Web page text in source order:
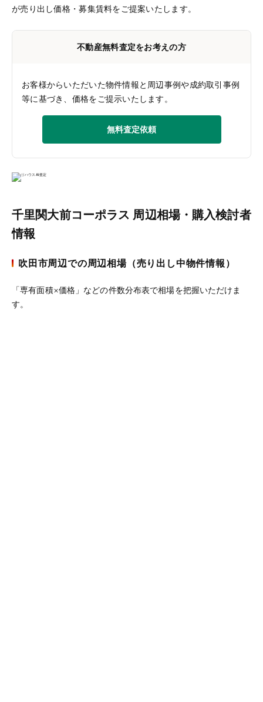
が売り出し価格・募集賃料をご提案いたします。
不動産無料査定をお考えの方
お客様からいただいた物件情報と周辺事例や成約取引事例
等に基づき、価格をご提示いたします。
無料査定依頼
千里関大前コーポラス 周辺相場・購入検討者
情報
吹田市周辺での周辺相場（売り出し中物件情報）
「専有面積×価格」などの件数分布表で相場を把握いただけま
す。